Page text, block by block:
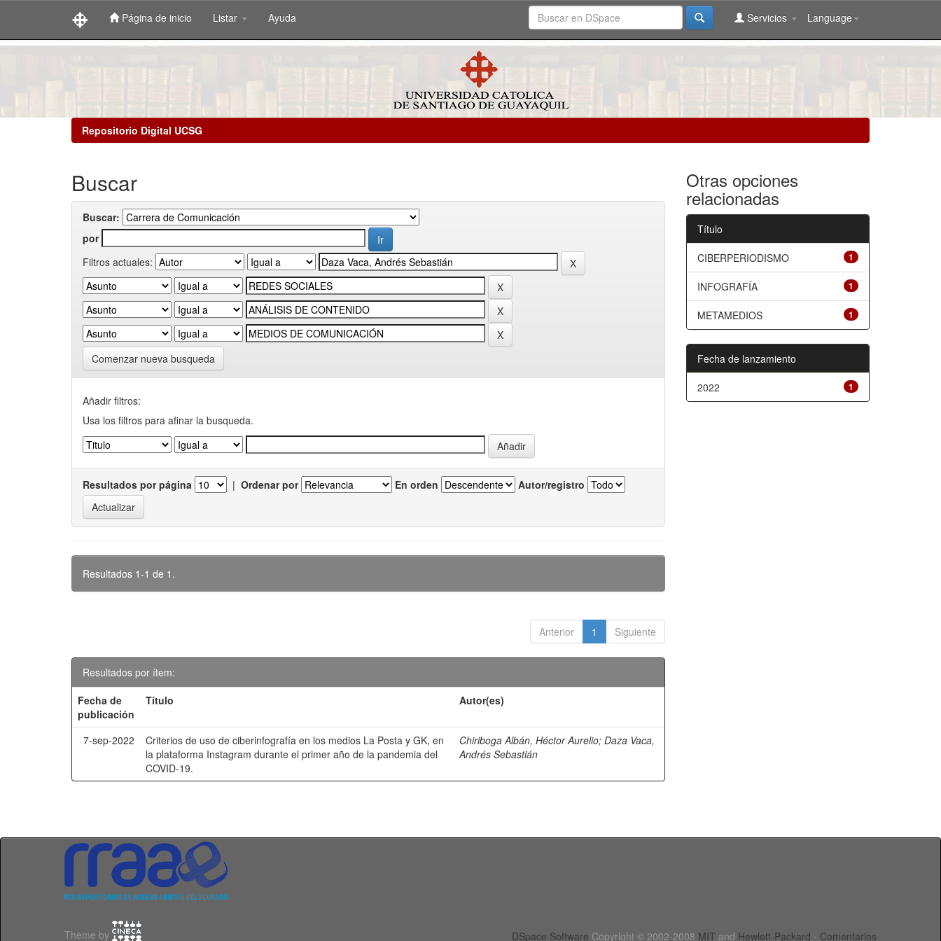
Página de inicio Listar Ayuda Language
Servicios
Repositorio Digital UCSG
Buscar
Buscar:
por
Filtros actuales:
Comenzar nueva busqueda
Añadir filtros:
Usa los filtros para afinar la busqueda.
Resultados por página | Ordenar por En orden Autor/registro
Resultados 1-1 de 1.
Anterior 1 Siguiente
Resultados por ítem:
Fecha de
publicación
Título Autor(es)
7-sep-2022
Criterios de uso de ciberinfografía en los medios La Posta y GK, en
la plataforma Instagram durante el primer año de la pandemia del
COVID-19.
Chiriboga Albán, Héctor Aurelio;Daza Vaca,
Andrés Sebastián
Otras opciones
relacionadas
Título
1
CIBERPERIODISMO
1
INFOGRAFÍA
1
METAMEDIOS
Fecha de lanzamiento
1
2022
Theme by DSpace Software Copyright © 2002-2008 MIT and Hewlett-Packard - Comentarios